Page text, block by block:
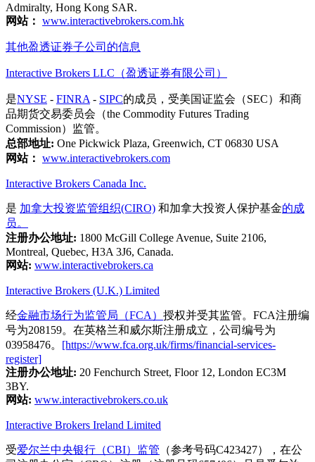
Admiralty, Hong Kong SAR.
网站： www.interactivebrokers.com.hk
其他盈透证券子公司的信息
Interactive Brokers LLC（盈透证券有限公司）
是NYSE - FINRA - SIPC的成员，受美国证监会（SEC）和商
品期货交易委员会（the Commodity Futures Trading
Commission）监管。
总部地址: One Pickwick Plaza, Greenwich, CT 06830 USA
网站： www.interactivebrokers.com
Interactive Brokers Canada Inc.
是 加拿大投资监管组织(CIRO) 和加拿大投资人保护基金的成
员。
注册办公地址: 1800 McGill College Avenue, Suite 2106,
Montreal, Quebec, H3A 3J6, Canada.
网站: www.interactivebrokers.ca
Interactive Brokers (U.K.) Limited
经金融市场行为监管局（FCA） 授权并受其监管。FCA注册编
号为208159。在英格兰和威尔斯注册成立，公司编号为
03958476。 [https://www.fca.org.uk/firms/financial-services-
register]
注册办公地址: 20 Fenchurch Street, Floor 12, London EC3M
3BY.
网站: www.interactivebrokers.co.uk
Interactive Brokers Ireland Limited
受爱尔兰中央银行（CBI）监管 （参考号码C423427），在公